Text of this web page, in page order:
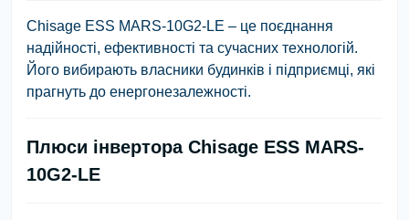
Chisage ESS MARS-10G2-LE – це поєднання
надійності, ефективності та сучасних технологій.
Його вибирають власники будинків і підприємці, які
прагнуть до енергонезалежності.
Плюси інвертора Chisage ESS MARS-
10G2-LE